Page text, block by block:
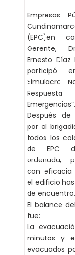
Empresas
(EPC)en
Gerente,
Ernesto Díaz
participó
Simulacro
Emergencias”.
Después
por el
todos los
de EPC
ordenada,
con eficacia
el edificio
de encuentro.
El balance
fue:
La
minutos y
evacuados